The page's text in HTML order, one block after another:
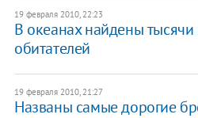
19 февраля 2010, 22:23
В океанах найдены тысячи
обитателей
19 февраля 2010, 21:27
Названы самые дорогие